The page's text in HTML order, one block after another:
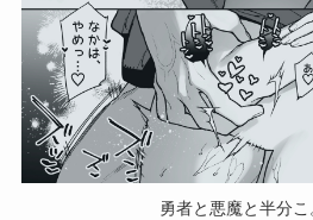
勇者と悪魔と半分